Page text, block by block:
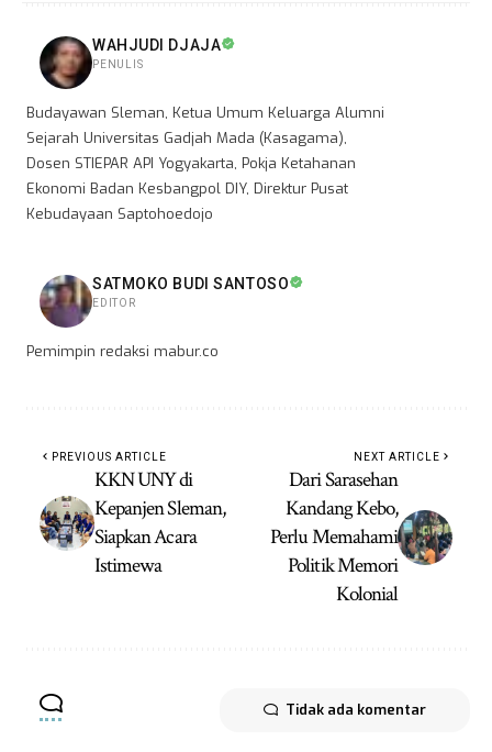
WAHJUDI DJAJA
PENULIS
Budayawan Sleman, Ketua Umum Keluarga Alumni
Sejarah Universitas Gadjah Mada (Kasagama),
Dosen STIEPAR API Yogyakarta, Pokja Ketahanan
Ekonomi Badan Kesbangpol DIY, Direktur Pusat
Kebudayaan Saptohoedojo
SATMOKO BUDI SANTOSO
EDITOR
Pemimpin redaksi mabur.co
PREVIOUS ARTICLE
KKN UNY di
Kepanjen Sleman,
Siapkan Acara
Istimewa
NEXT ARTICLE
Dari Sarasehan
Kandang Kebo,
Perlu Memahami
Politik Memori
Kolonial
Tidak ada komentar